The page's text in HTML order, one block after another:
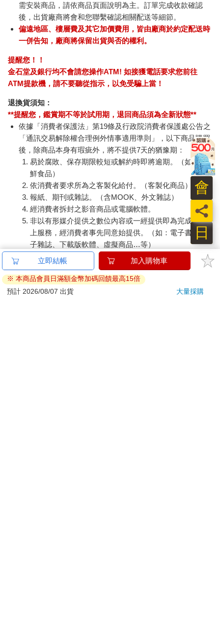
需安裝商品，請依商品頁面說明為主。訂單完成收款確認
後，出貨廠商將會和您聯繫確認相關配送等細節。
偏遠地區、樓層費及其它加價費用，皆由廠商於約定配送時
一併告知，廠商將保留出貨與否的權利。
提醒您！！
金石堂及銀行均不會請您操作ATM! 如接獲電話要求您前往
ATM提款機，請不要聽從指示，以免受騙上當！
退換貨須知：
**提醒您，鑑賞期不等於試用期，退回商品須為全新狀態**
依據「消費者保護法」第19條及行政院消費者保護處公告之
「通訊交易解除權合理例外情事適用準則」，以下商品購買
後，除商品本身有瑕疵外，將不提供7天的猶豫期：
易於腐敗、保存期限較短或解約時即將逾期。（如：生
鮮食品）
依消費者要求所為之客製化給付。（客製化商品）
報紙、期刊或雜誌。（含MOOK、外文雜誌）
經消費者拆封之影音商品或電腦軟體。
非以有形媒介提供之數位內容或一經提供即為完成之線
上服務，經消費者事先同意始提供。（如：電子書、電
子雜誌、下載版軟體、虛擬商品…等）
已拆封之個人衛生用品。（如：內衣褲、刮鬍刀、除毛
刀…等）
若非上列種類商品，均享有到貨7天的猶豫期（含例假
日）。
日
員
會